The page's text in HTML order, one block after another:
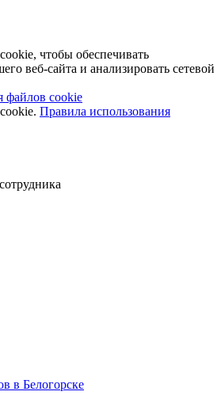
чтобы обеспечивать
веб-сайта и анализировать сетевой
файлов cookie
Правила использования
в Белогорске